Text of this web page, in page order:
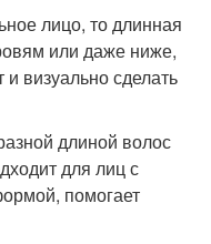
лицо, то длинная
или даже ниже,
визуально сделать
длиной волос
для лиц с
помогает